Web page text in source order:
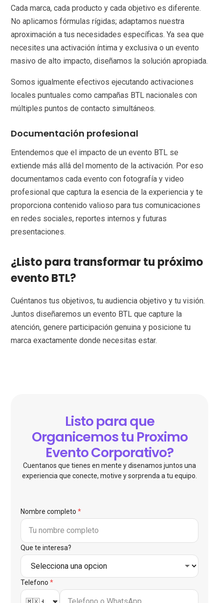
Cada marca, cada producto y cada objetivo es diferente.
No aplicamos fórmulas rígidas; adaptamos nuestra
aproximación a tus necesidades específicas. Ya sea que
necesites una activación íntima y exclusiva o un evento
masivo de alto impacto, diseñamos la solución apropiada.
Somos igualmente efectivos ejecutando activaciones
locales puntuales como campañas BTL nacionales con
múltiples puntos de contacto simultáneos.
Documentación profesional
Entendemos que el impacto de un evento BTL se
extiende más allá del momento de la activación. Por eso
documentamos cada evento con fotografía y video
profesional que captura la esencia de la experiencia y te
proporciona contenido valioso para tus comunicaciones
en redes sociales, reportes internos y futuras
presentaciones.
¿Listo para transformar tu próximo
evento BTL?
Cuéntanos tus objetivos, tu audiencia objetivo y tu visión.
Juntos diseñaremos un evento BTL que capture la
atención, genere participación genuina y posicione tu
marca exactamente donde necesitas estar.
Listo para que
Organicemos tu Proximo
Evento Corporativo?
Cuentanos que tienes en mente y disenamos juntos una
experiencia que conecte, motive y sorprenda a tu equipo.
Nombre completo *
Que te interesa?
Telefono *